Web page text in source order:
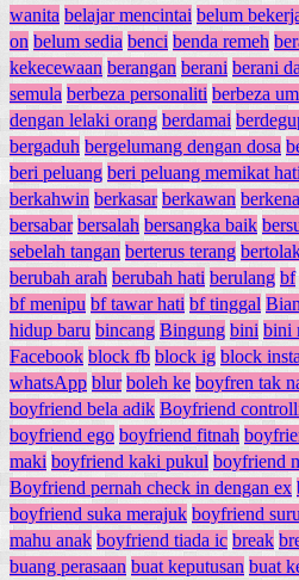
wanita belajar mencintai belum
on belum sedia benci benda remeh
kekecewaan berangan berani berani
semula berbeza personaliti berbeza
dengan lelaki orang berdamai
bergaduh bergelumang dengan dosa
beri peluang beri peluang memikat hati
berkahwin berkasar berkawan
bersabar bersalah bersangka baik
sebelah tangan berterus terang
berubah arah berubah hati berulang bf
bf menipu bf tawar hati bf tinggal
hidup baru bincang Bingung bini bini
Facebook block fb block ig block
whatsApp blur boleh ke boyfren tak
boyfriend bela adik Boyfriend
boyfriend ego boyfriend fitnah
maki boyfriend kaki pukul boyfriend
Boyfriend pernah check in dengan ex
boyfriend suka merajuk boyfriend
mahu anak boyfriend tiada ic break
buang perasaan buat keputusan buat